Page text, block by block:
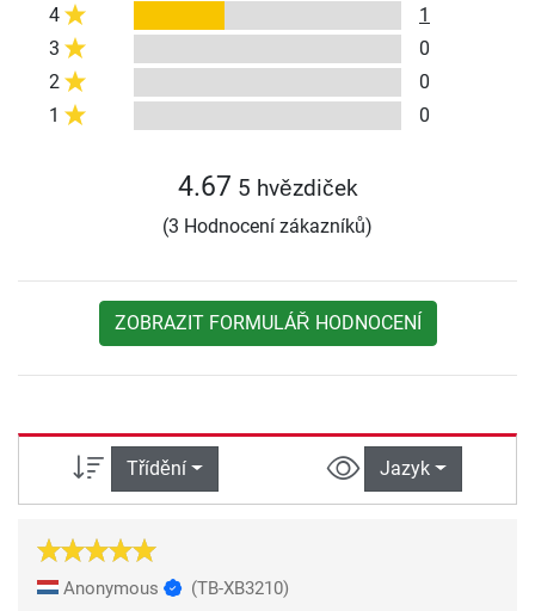
4
1
3
0
2
0
1
0
4.67 5 hvězdiček
(3 Hodnocení zákazníků)
ZOBRAZIT FORMULÁŘ HODNOCENÍ
Třídění Jazyk
Anonymous (TB-XB3210)